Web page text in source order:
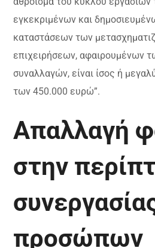
εγκεκριμένων και
καταστάσεων των
επιχειρήσεων, αφαιρουμένων
συναλλαγών, είναι ίσος ή
των 450.000 ευρώ”.
Απαλλαγή
στην
προσώπων